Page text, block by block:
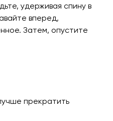
удерживая спину в
вперед,
Затем, опустите
прекратить